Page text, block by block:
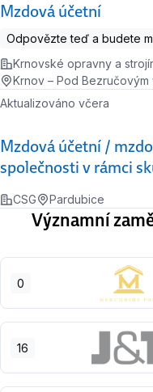
Mzdová účetní
Odpovězte teď a budete
Krnovské opravny a
Krnov – Pod Bezručovým
Mzdová účetní /
společnosti v rámci
Aktualizováno včera
CSG Pardubice
Významní
0
16